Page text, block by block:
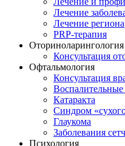
Лечение
Лечение
PRP-терапия
Оториноларингология
Консультация
Офтальмология
Консультация
Воспалительные
Катаракта
Синдром «сухого
Глаукома
Заболевания
Психология